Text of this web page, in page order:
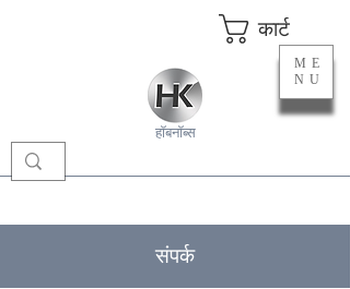
हॉबनॉब्स
ME
NU
कार्ट
संपर्क